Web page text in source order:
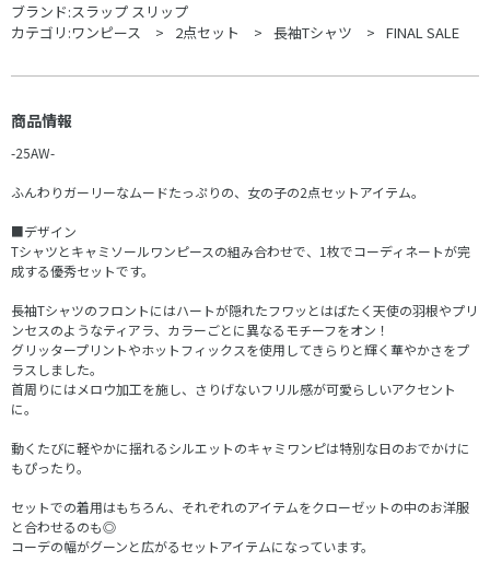
ブランド:スラップ スリップ
カテゴリ:ワンピース 2点セット 長袖Tシャツ FINAL SALE
商品情報
-25AW-
ふんわりガーリーなムードたっぷりの、女の子の2点セットアイテム。
■デザイン
Tシャツとキャミソールワンピースの組み合わせで、1枚でコーディネートが完
成する優秀セットです。
長袖Tシャツのフロントにはハートが隠れたフワッとはばたく天使の羽根やプリ
ンセスのようなティアラ、カラーごとに異なるモチーフをオン！
グリッタープリントやホットフィックスを使用してきらりと輝く華やかさをプ
ラスしました。
首周りにはメロウ加工を施し、さりげないフリル感が可愛らしいアクセント
に。
動くたびに軽やかに揺れるシルエットのキャミワンピは特別な日のおでかけに
もぴったり。
セットでの着用はもちろん、それぞれのアイテムをクローゼットの中のお洋服
と合わせるのも◎
コーデの幅がグーンと広がるセットアイテムになっています。